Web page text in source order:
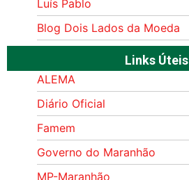
Luís Pablo
Blog Dois Lados da Moeda
Links Úteis
ALEMA
Diário Oficial
Famem
Governo do Maranhão
MP-Maranhão